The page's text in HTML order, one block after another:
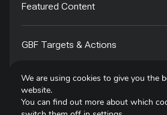
Featured Content
GBF Targets & Actions
Tech4Species
We are using cookies to give you the
website.
You can find out more about which